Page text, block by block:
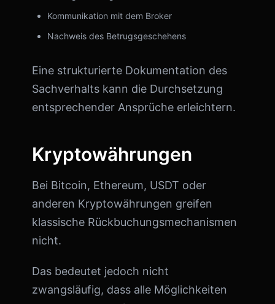
Kommunikation mit dem Broker
Nachweis des Betrugsgeschehens
Eine strukturierte Dokumentation des
Sachverhalts kann die Durchsetzung
entsprechender Ansprüche erleichtern.
Kryptowährungen
Bei Bitcoin, Ethereum, USDT oder
anderen Kryptowährungen greifen
klassische Rückbuchungsmechanismen
nicht.
Das bedeutet jedoch nicht
zwangsläufig, dass alle Möglichkeiten